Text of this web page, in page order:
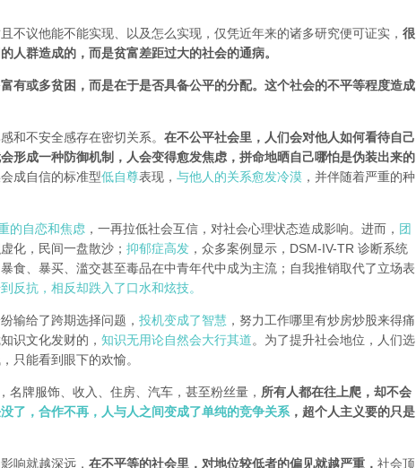
不议他能不能实现、以及怎么实现，仅凭近年来的诸多研究便可证实， 很
人群造成的，而是贫富差距过大的社会的通病。
有或多贫困，而是在于是否具备公平的分配。 这个社会的不平等程度造成
和不安全感存在密切关系。 在不公平社会里，人们会对他人如何看待自己
形成一种防御机制，人会变得愈发焦虑，拼命地晒自己哪怕是伪装出来的
成自信的标准型低自尊表现， 与他人的关系愈发冷漠 ，并伴随着严重的种
的自恋和焦虑 ，一再拉低社会互信，对社会心理状态造成影响。进而， 团
化，民间一盘散沙； 抑郁症高发 ，众多案例显示，DSM-IV-TR 诊断系统
食、暴买、滥交甚至毒品在中青年代中成为主流；自我推销取代了立场表
反抗，相反却跌入了口水和炫技。
输给了跨期选择问题， 投机变成了智慧 ，努力工作哪里有炒房炒股来得痛
识文化发财的， 知识无用论自然会大行其道。为了提升社会地位，人们选
只能看到眼下的欢愉。
名牌服饰、收入、住房、汽车，甚至粉丝量， 所有人都在往上爬，却不会
了，合作不再，人与人之间变成了单纯的竞争关系 ，超个人主义要的只是
响就越深远， 在不平等的社会里，对地位较低者的偏见就越严重 ， 社会顶